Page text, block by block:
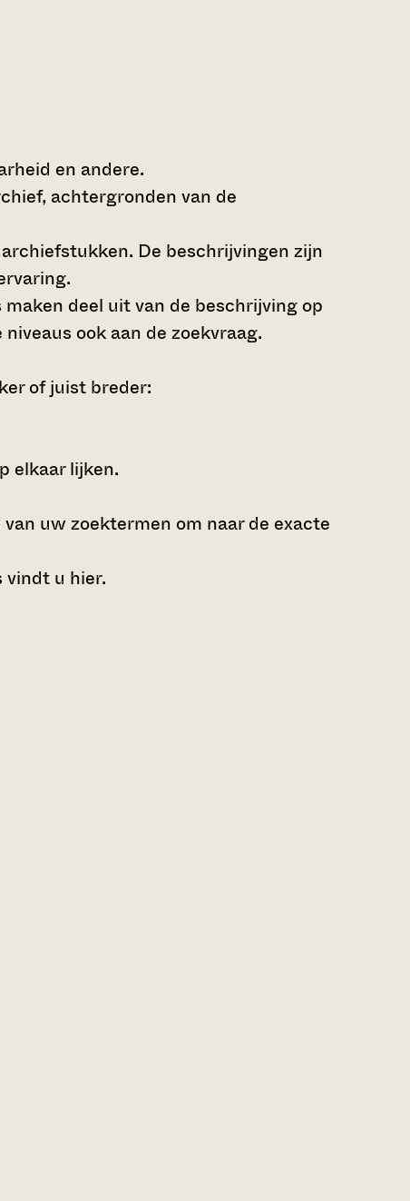
en andere.
achtergronden van de
De beschrijvingen zijn
deel uit van de beschrijving op
ook aan de zoekvraag.
of juist breder:
elkaar lijken.
uw zoektermen om naar de exacte
vindt u hier.